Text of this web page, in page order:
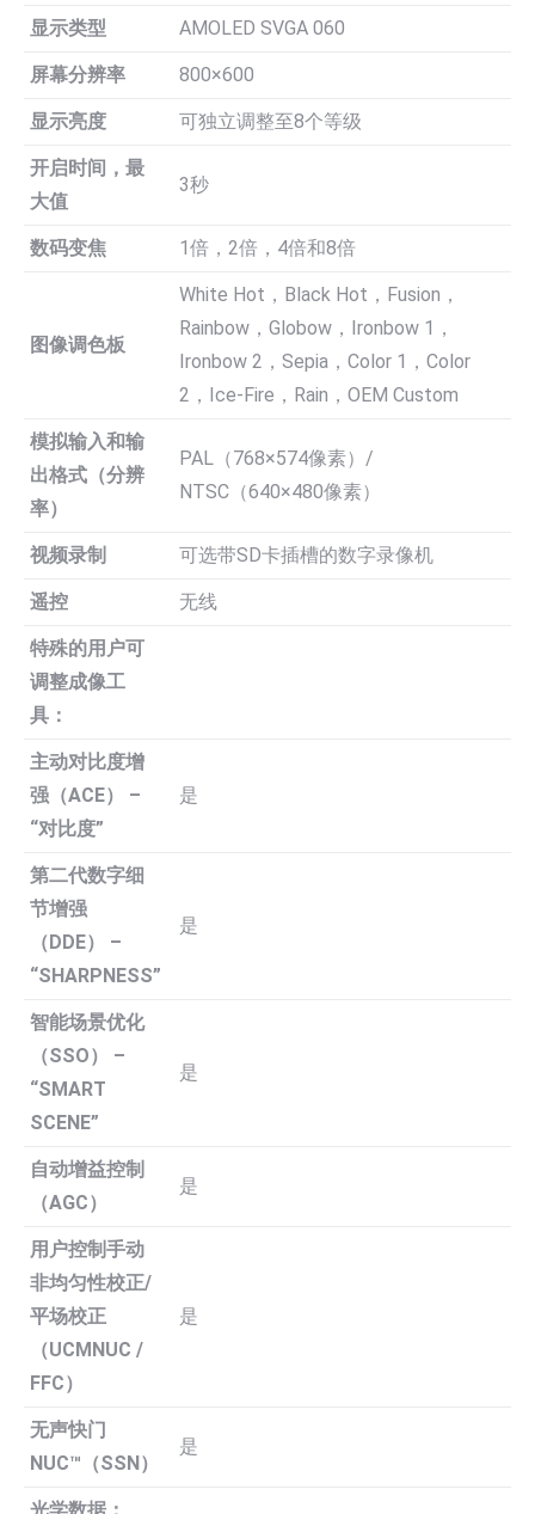
显示类型 AMOLED SVGA 060
屏幕分辨率 800×600
显示亮度 可独立调整至8个等级
开启时间，最
大值
3秒
数码变焦 1倍，2倍，4倍和8倍
图像调色板
White Hot，Black Hot，Fusion，
Rainbow，Globow，Ironbow 1，
Ironbow 2，Sepia，Color 1，Color
2，Ice-Fire，Rain，OEM Custom
模拟输入和输
出格式（分辨
率）
PAL（768×574像素）/
NTSC（640×480像素）
视频录制 可选带SD卡插槽的数字录像机
遥控 无线
特殊的用户可
调整成像工
具：
主动对比度增
强（ACE） –
“对比度”
是
第二代数字细
节增强
（DDE） –
“SHARPNESS”
是
智能场景优化
（SSO） –
“SMART
SCENE”
是
自动增益控制
（AGC）
是
用户控制手动
非均匀性校正/
平场校正
（UCMNUC /
FFC）
是
无声快门
NUC™（SSN）
是
光学数据：